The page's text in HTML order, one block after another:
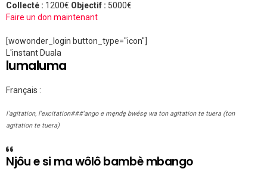
Collecté : 1200€ Objectif : 5000€
Faire un don maintenant
[wowonder_login button_type="icon"]
L'instant Duala
lumaluma
Français :
l'agitation, l'excitation###'ango e męndę bwésę wa ton agitation te tuera (ton
agitation te tuera)
Njôu e si ma wôlô bambè mbango